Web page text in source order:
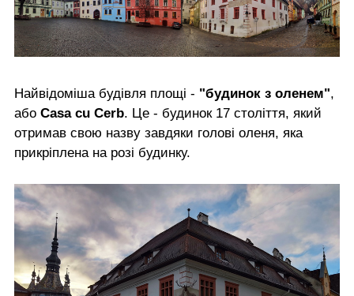
Найвідоміша будівля площі - "будинок з оленем",
або Casa cu Cerb. Це - будинок 17 століття, який
отримав свою назву завдяки голові оленя, яка
прикріплена на розі будинку.